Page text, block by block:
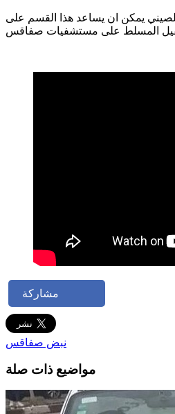
يمكن ان يساعد هذا القسم على
المسلط على مستشفيات صفاقس
مشاركة
نبض صفاقس
مواضيع ذات صلة